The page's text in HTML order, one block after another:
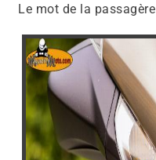
Le mot de la passagère